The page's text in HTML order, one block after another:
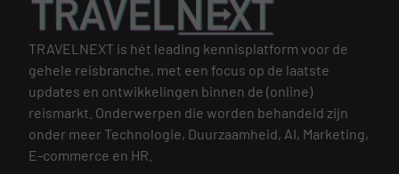
TRAVELNEXT is hét leading kennisplatform voor de
gehele reisbranche, met een focus op de laatste
updates en ontwikkelingen binnen de (online)
reismarkt. Onderwerpen die worden behandeld zijn
onder meer Technologie, Duurzaamheid, AI, Marketing,
E-commerce en HR.